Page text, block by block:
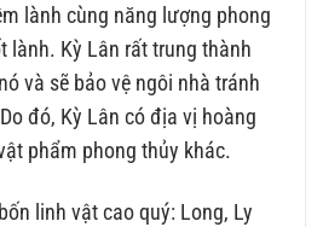
lành cùng năng lượng phong
lành. Kỳ Lân rất trung thành
và sẽ bảo vệ ngôi nhà tránh
đó, Kỳ Lân có địa vị hoàng
phẩm phong thủy khác.
linh vật cao quý: Long, Ly